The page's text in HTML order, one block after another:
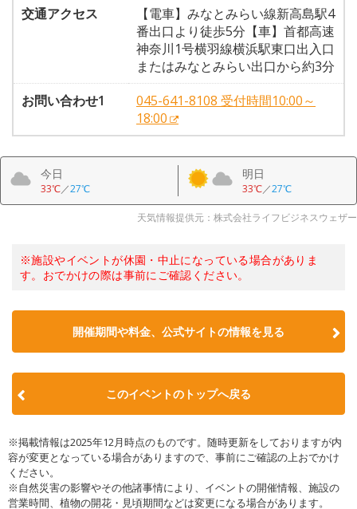
交通アクセス
【電車】みなとみらい線新高島駅4
番出口より徒歩5分【車】首都高速
神奈川1号横羽線横浜駅東口出入口
またはみなとみらい出口から約3分
お問い合わせ1
045-641-8108 受付時間10:00～
18:00
今日
33℃／27℃
明日
33℃／27℃
天気情報提供元：株式会社ライフビジネスウェザー
※施設やイベントが休園・中止になっている場合がありま
す。おでかけの際は事前にご確認ください。
開催期間や料金、公式サイトの情報を見る
このイベントのトップへ戻る
※掲載情報は2025年12月時点のものです。随時更新をしておりますが内
容が変更となっている場合がありますので、事前にご確認の上おでかけ
ください。
※自然災害の影響やその他諸事情により、イベントの開催情報、施設の
営業時間、植物の開花・見頃期間などは変更になる場合があります。